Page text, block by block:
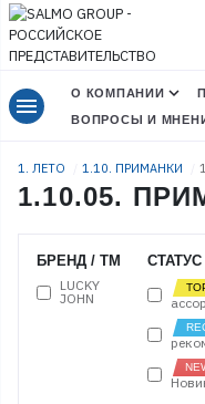
menu О КОМПАНИИ
ВОПРОСЫ И
1. ЛЕТО 1.10. ПРИМАНКИ
1.10.05.
БРЕНД / ТМ
LUCKY
JOHN
СТАТУС